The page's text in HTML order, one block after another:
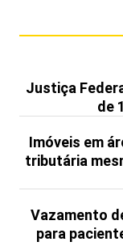
Justiça
de
Imóveis em
tributária
Vazamento
para